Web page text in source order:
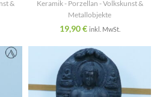
&
Keramik - Porzellan - Volkskunst &
Metallobjekte
19,90€ inkl. MwSt.